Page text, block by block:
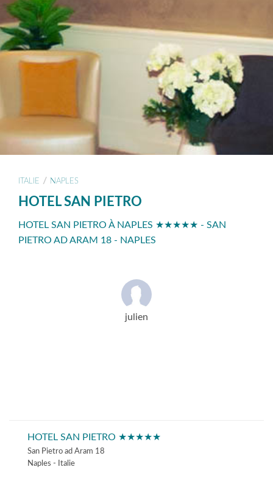
ITALIE / NAPLES
HOTEL SAN PIETRO
HOTEL SAN PIETRO À NAPLES ★★★★★ - SAN
PIETRO AD ARAM 18 - NAPLES
julien
HOTEL SAN PIETRO ★★★★★
San Pietro ad Aram 18
Naples - Italie